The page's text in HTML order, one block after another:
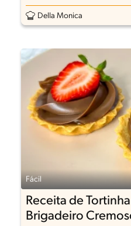
Della Monica
Fácil
Receita de
Brigadeiro